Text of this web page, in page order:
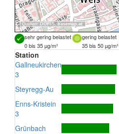
Quellen: DORIS, basemap.at
sehr gering belastet gering belastet
0 bis 35 µg/m³
35 bis 50 µg/m³
Station
Gallneukirchen
3
Steyregg-Au
Enns-Kristein
3
Grünbach